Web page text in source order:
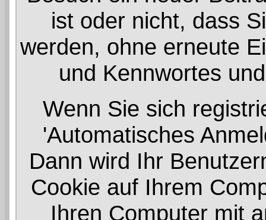
ist oder nicht, dass
werden, ohne erneute
und Kennwortes
Wenn Sie sich
'Automatisches
Dann wird Ihr
Cookie auf Ihrem
Ihren Computer mit